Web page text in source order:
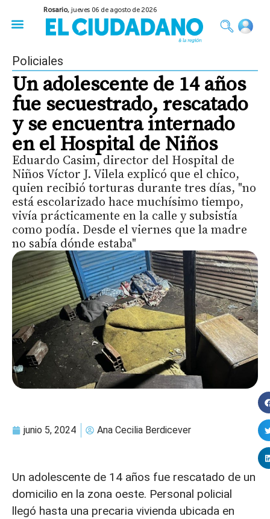
Rosario,jueves 06 de agosto de 2026
Policiales
Un adolescente de 14 años
fue secuestrado, rescatado
y se encuentra internado
en el Hospital de Niños
Eduardo Casim, director del Hospital de
Niños Víctor J. Vilela explicó que el chico,
quien recibió torturas durante tres días, "no
está escolarizado hace muchísimo tiempo,
vivía prácticamente en la calle y subsistía
como podía. Desde el viernes que la madre
no sabía dónde estaba"
junio 5, 2024 Ana Cecilia Berdicever
Un adolescente de 14 años fue rescatado de un
domicilio en la zona oeste. Personal policial
llegó hasta una precaria vivienda ubicada en